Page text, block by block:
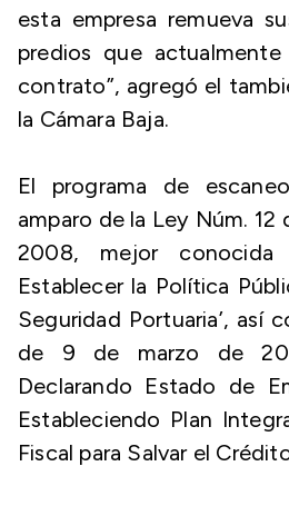
esta empresa remueva
predios que
contrato”, agregó el
la Cámara Baja.
El programa de
amparo de la Ley Núm.
2008, mejor conocida
Establecer la Política
Seguridad Portuaria’, así
de 9 de marzo de
Declarando Estado de
Estableciendo Plan
Fiscal para Salvar el